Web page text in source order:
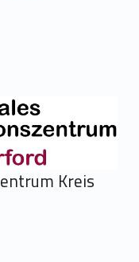
Kreis